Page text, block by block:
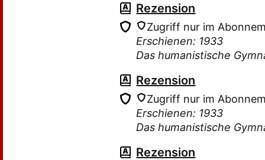
Rezension
Zugriff nur im
Erschienen: 1933
Das humanistische
Rezension
Zugriff nur im
Erschienen: 1933
Das humanistische
Rezension